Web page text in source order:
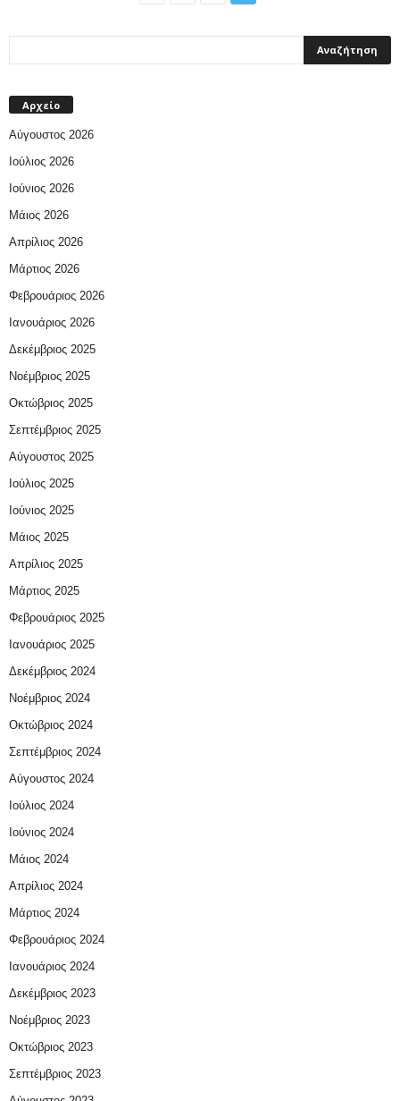
Αρχείο
Αύγουστος 2026
Ιούλιος 2026
Ιούνιος 2026
Μάιος 2026
Απρίλιος 2026
Μάρτιος 2026
Φεβρουάριος 2026
Ιανουάριος 2026
Δεκέμβριος 2025
Νοέμβριος 2025
Οκτώβριος 2025
Σεπτέμβριος 2025
Αύγουστος 2025
Ιούλιος 2025
Ιούνιος 2025
Μάιος 2025
Απρίλιος 2025
Μάρτιος 2025
Φεβρουάριος 2025
Ιανουάριος 2025
Δεκέμβριος 2024
Νοέμβριος 2024
Οκτώβριος 2024
Σεπτέμβριος 2024
Αύγουστος 2024
Ιούλιος 2024
Ιούνιος 2024
Μάιος 2024
Απρίλιος 2024
Μάρτιος 2024
Φεβρουάριος 2024
Ιανουάριος 2024
Δεκέμβριος 2023
Νοέμβριος 2023
Οκτώβριος 2023
Σεπτέμβριος 2023